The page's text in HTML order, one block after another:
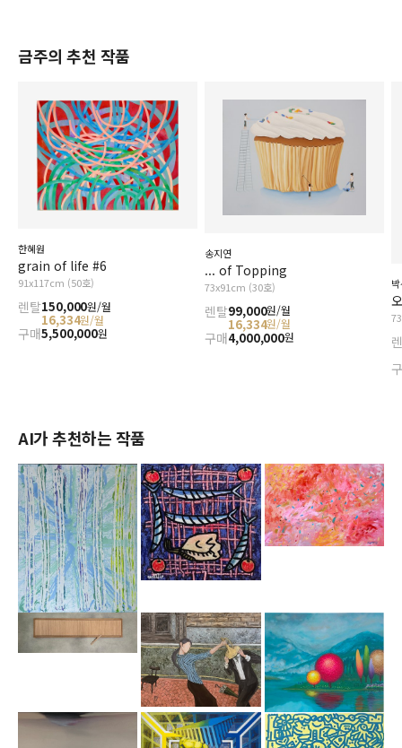
금주의 추천 작품
한혜원
grain of life #6
91x117cm (50호)
렌탈150,000원/월
16,334원/월
구매5,500,000원
송지연
... of Topping
73x91cm (30호)
렌탈99,000원/월
16,334원/월
구매4,000,000원
AI가 추천하는 작품